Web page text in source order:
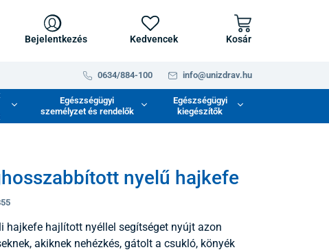
Bejelentkezés Kedvencek Kosár
0634/884-100 info@unizdrav.hu
Egészségügyi
személyzet és rendelők
Egészségügyi
kiegészítők
nyelű hajkefe
hajkefe hajlított nyéllel segítséget nyújt azon
akiknek nehézkés, gátolt a csukló, könyék